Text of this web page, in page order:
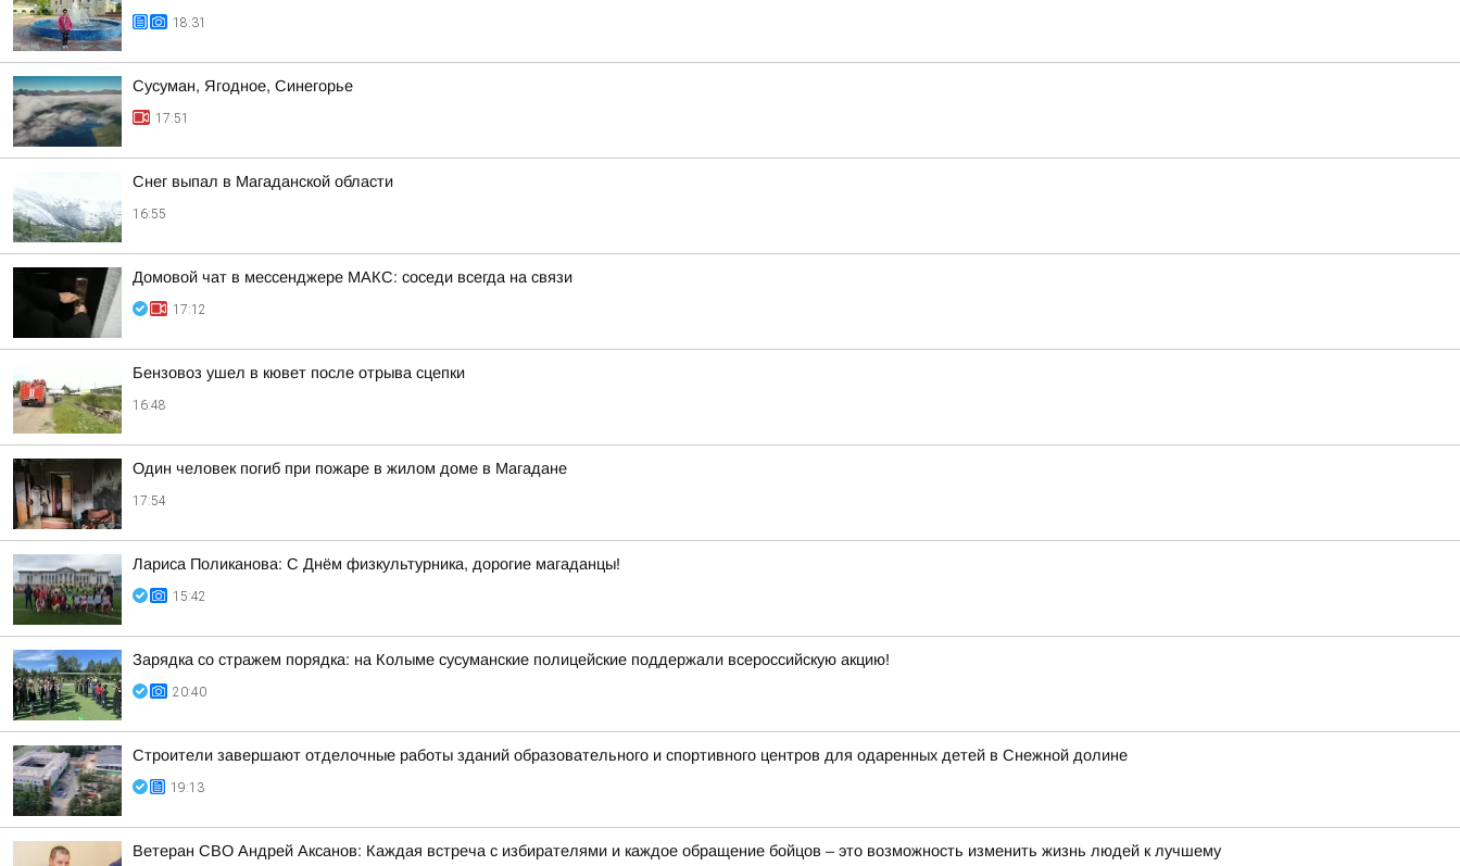
18:31
Сусуман, Ягодное, Синегорье
17:51
Снег выпал в Магаданской области
16:55
Домовой чат в мессенджере MAКС: соседи всегда на связи
17:12
Бензовоз ушел в кювет после отрыва сцепки
16:48
Один человек погиб при пожаре в жилом доме в Магадане
17:54
Лариса Поликанова: С Днём физкультурника, дорогие магаданцы!
15:42
Зарядка со стражем порядка: на Колыме сусуманские полицейские поддержали всероссийскую акцию!
20:40
Строители завершают отделочные работы зданий образовательного и спортивного центров для одаренных детей в Снежной долине
19:13
Ветеран СВО Андрей Аксанов: Каждая встреча с избирателями и каждое обращение бойцов – это возможность изменить жизнь людей к лучшему